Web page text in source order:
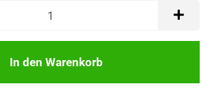
In den Warenkorb